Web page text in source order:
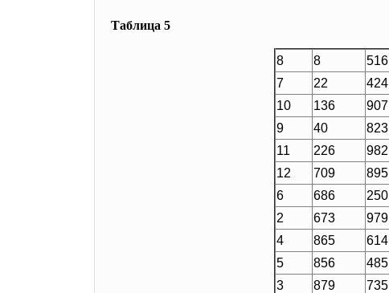
Таблица 5
8 8 516
7
22 424
10
136 907
9
40 823
11
226 982
12
709 895
6
686 250
2
673 979
4
865 614
5
856 485
3
879 735